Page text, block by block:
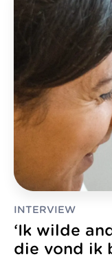
INTERVIEW
‘Ik wilde
die vond ik